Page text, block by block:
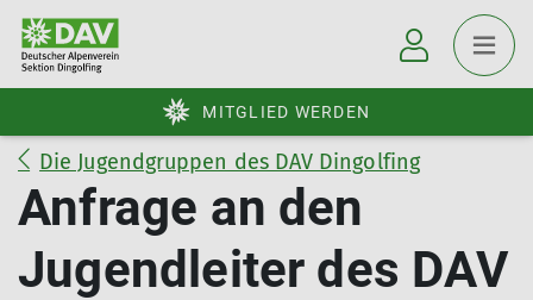
MITGLIED WERDEN
Die Jugendgruppen des DAV Dingolfing
Anfrage an den
Jugendleiter des DAV